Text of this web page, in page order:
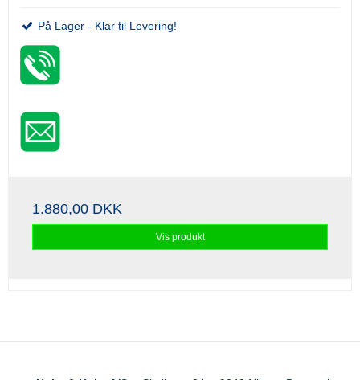
På Lager - Klar til Levering!
1.880,00 DKK
Vis produkt